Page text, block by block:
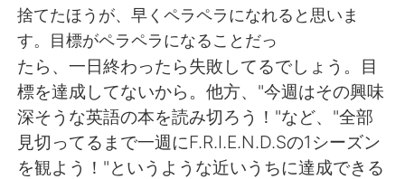
Español
English 简体中文
繁體中文 العربية
捨てたほうが、早くペラペラになれると思いま
す。目標がペラペラになることだっ
たら、一日終わったら失敗してるでしょう。目
標を達成してないから。他方、"今週はその興味
深そうな英語の本を読み切ろう！"など、"全部
見切ってるまで一週にF.R.I.E.N.D.Sの1シーズン
を観よう！"というような近いうちに達成できる